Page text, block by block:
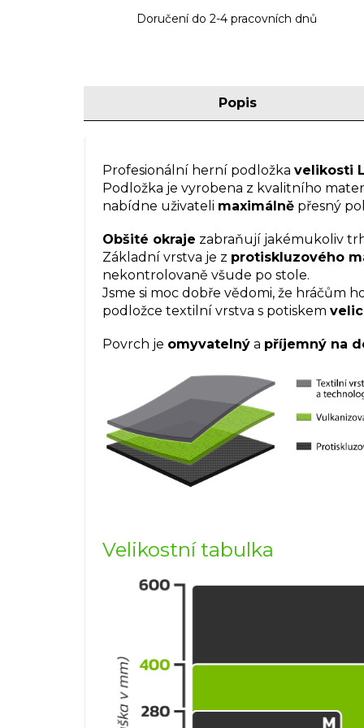
Doručení do 2-4 pracovních dnů
Popis
Profesionální herní podložka velikosti L
Podložka je vyrobena z kvalitního
nabídne uživateli maximálně přesný
Obšité okraje zabraňují jakémukoliv
Základní vrstva je z protiskluzového
nekontrolovaně všude po stole.
Jsme si moc dobře vědomi, že hráčům
podložce textilní vrstva s potiskem
Povrch je omyvatelný a příjemný na
Velikostní tabulka